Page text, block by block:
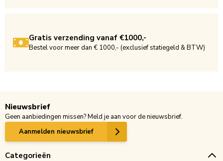
Gratis verzending vanaf €1000,-
Bestel voor meer dan € 1000,- (exclusief statiegeld & BTW)
Nieuwsbrief
Geen aanbiedingen missen? Meld je aan voor de nieuwsbrief.
Aanmelden nieuwsbrief
Categorieën